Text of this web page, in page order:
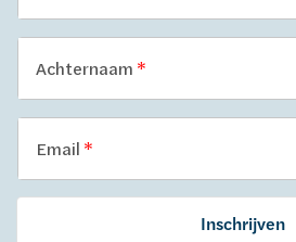
Achternaam
Email
Inschrijven